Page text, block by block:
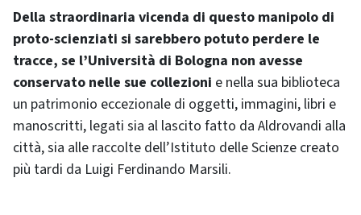
Della straordinaria vicenda di questo manipolo di
proto-scienziati si sarebbero potuto perdere le
tracce, se l’Università di Bologna non avesse
conservato nelle sue collezioni e nella sua biblioteca
un patrimonio eccezionale di oggetti, immagini, libri e
manoscritti, legati sia al lascito fatto da Aldrovandi alla
città, sia alle raccolte dell’Istituto delle Scienze creato
più tardi da Luigi Ferdinando Marsili.